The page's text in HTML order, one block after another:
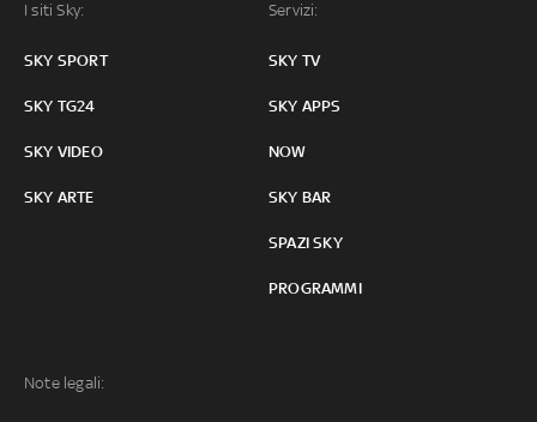
I siti Sky:
SKY SPORT
SKY TG24
SKY VIDEO
SKY ARTE
Servizi:
SKY TV
SKY APPS
NOW
SKY BAR
SPAZI SKY
PROGRAMMI
Note legali: